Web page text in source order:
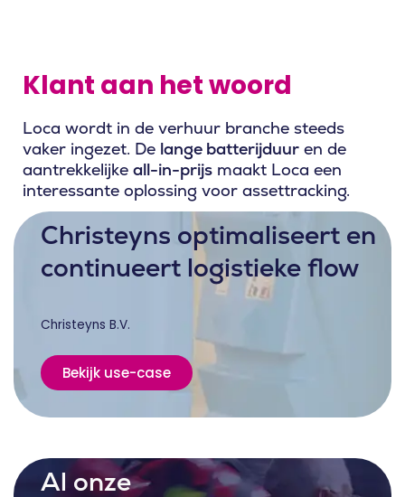
Al onze
Christeyns optimaliseert en
continueert logistieke flow
Bekijk use-case
Christeyns B.V.
Klant aan het woord
Loca wordt in de verhuur branche steeds
vaker ingezet. De lange batterijduur en de
aantrekkelijke all-in-prijs maakt Loca een
interessante oplossing voor assettracking.